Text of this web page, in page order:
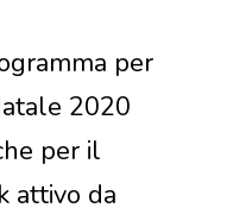
per
2020
per il
attivo da